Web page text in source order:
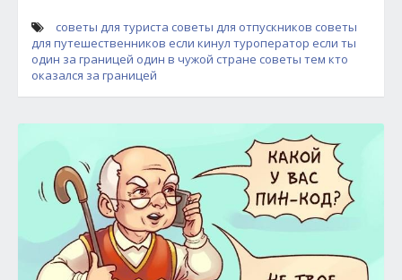
советы для туриста советы для отпускников советы
для путешественников если кинул туроператор если ты
один за границей один в чужой стране советы тем кто
оказался за границей